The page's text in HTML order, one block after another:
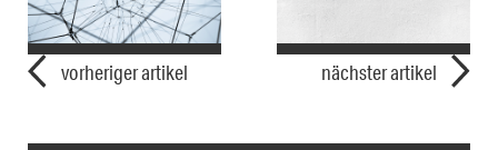
vorheriger artikel nächster artikel